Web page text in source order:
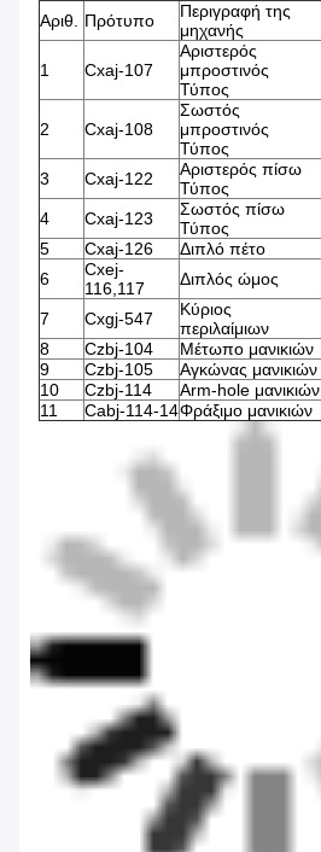
Αριθ. Πρότυπο
Περιγραφή της
μηχανής
1 Cxaj-107
Αριστερός
μπροστινός
Τύπος
2 Cxaj-108
Σωστός
μπροστινός
Τύπος
3 Cxaj-122
Αριστερός πίσω
Τύπος
4 Cxaj-123
Σωστός πίσω
Τύπος
5
Cxaj-126 Διπλό πέτο
6
Cxej-
116,117
Διπλός ώμος
7 Cxgj-547
Κύριος
περιλαίμιων
8
Czbj-104 Μέτωπο μανικιών
9
Czbj-105 Αγκώνας μανικιών
10
Czbj-114 Arm-hole μανικιών
11
Cabj-114-14Φράξιμο μανικιών